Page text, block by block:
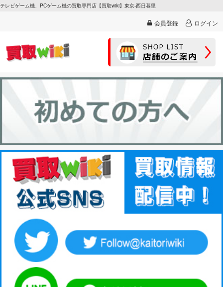
テレビゲーム機、PCゲーム機の買取専門店【買取wiki】東京-西日暮里
会員登録 ログイン